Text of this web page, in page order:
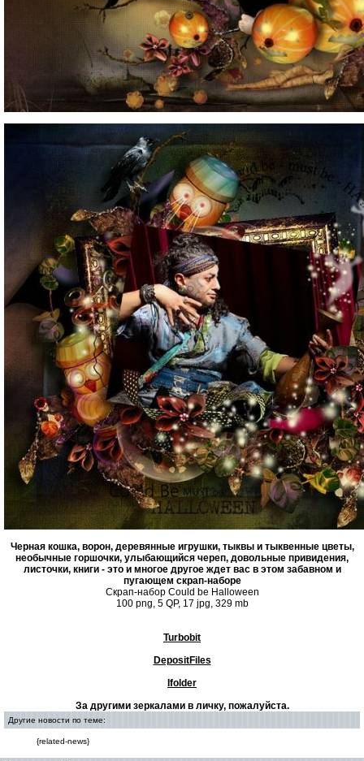
Черная кошка, ворон, деревянные игрушки, тыквы и тыквенные цветы,
необычные горшочки, улыбающийся череп, довольные привидения,
листочки, книги - это и многое другое ждет вас в этом забавном и
пугающем скрап-наборе
Скрап-набор Could be Halloween
100 png, 5 QP, 17 jpg, 329 mb
Turbobit
DepositFiles
Ifolder
За другими зеркалами в личку, пожалуйста.
Другие новости по теме:
{related-news}